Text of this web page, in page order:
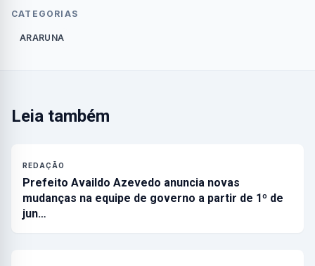
CATEGORIAS
ARARUNA
Leia também
REDAÇÃO
Prefeito Availdo Azevedo anuncia novas
mudanças na equipe de governo a partir de 1º de
jun…